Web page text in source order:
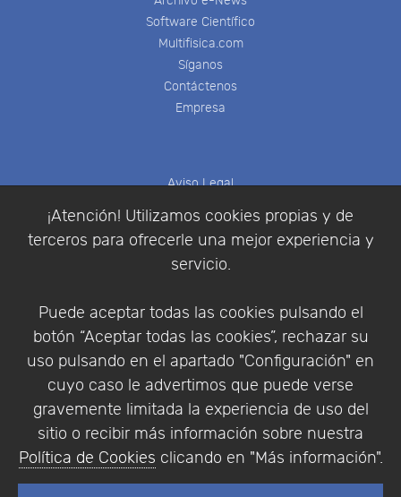
¡Atención! Utilizamos cookies propias y de
terceros para ofrecerle una mejor experiencia y
servicio.
Puede aceptar todas las cookies pulsando el
botón “Aceptar todas las cookies”, rechazar su
uso pulsando en el apartado "Configuración" en
cuyo caso le advertimos que puede verse
gravemente limitada la experiencia de uso del
sitio o recibir más información sobre nuestra
Política de Cookies clicando en "Más información".
Software Científico
Multifisica.com
Síganos
Contáctenos
Empresa
Aviso Legal
Política de Privacidad
Condiciones de compra
Identificarse
Empresa|Aviso Legal| Política de Privacidad |
Política de Cookies
© Copyright 1994 - 2026. Addlink Software
Científico, S.L.